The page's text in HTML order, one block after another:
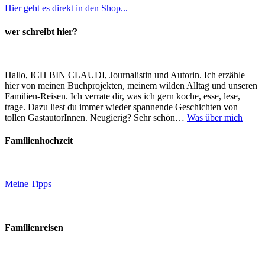
Hier geht es direkt in den Shop...
wer schreibt hier?
Hallo, ICH BIN CLAUDI, Journalistin und Autorin. Ich erzähle
hier von meinen Buchprojekten, meinem wilden Alltag und unseren
Familien-Reisen. Ich verrate dir, was ich gern koche, esse, lese,
trage. Dazu liest du immer wieder spannende Geschichten von
tollen GastautorInnen. Neugierig? Sehr schön… Was über mich
Familienhochzeit
Meine Tipps
Familienreisen